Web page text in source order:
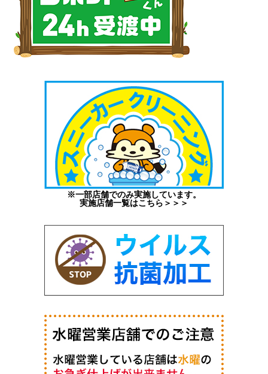
※一部店舗でのみ実施しています。
実施店舗一覧はこちら＞＞＞